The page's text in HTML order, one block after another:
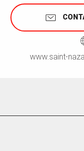
www.saint-